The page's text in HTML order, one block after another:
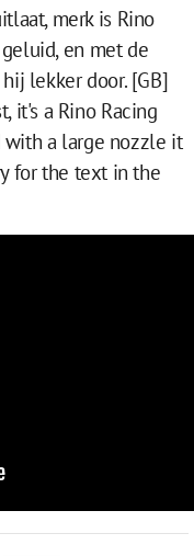
merk is Rino
en met de
lekker door. [GB]
it's a Rino Racing
with a large nozzle it
for the text in the